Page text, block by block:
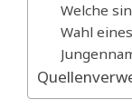
Welche
Wahl